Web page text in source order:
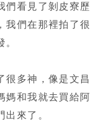
們看見了剝皮寮歷
我們在那裡拍了很
很多神，像是文昌
媽和我就去買給阿
來了。